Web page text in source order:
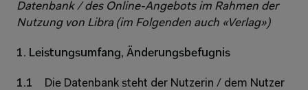
Datenbank / des Online-Angebots im Rahmen der
Nutzung von Libra (im Folgenden auch «Verlag»)
1. Leistungsumfang, Änderungsbefugnis
1.1
Die Datenbank steht der Nutzerin / dem Nutzer